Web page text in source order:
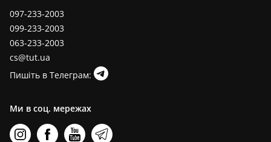
097-233-2003
099-233-2003
063-233-2003
cs@tut.ua
Пишіть в Телеграм:
Ми в соц. мережах